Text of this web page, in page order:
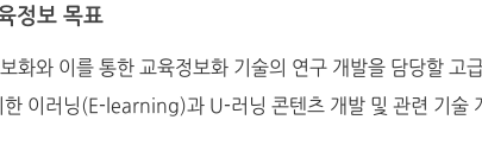
정보 목표
화와 이를 통한 교육정보화 기술의 연구 개발을 담당할 고
한 이러닝(E-learning)과 U-러닝 콘텐츠 개발 및 관련 기술